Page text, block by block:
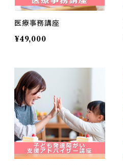
医療事務講座
¥49,000